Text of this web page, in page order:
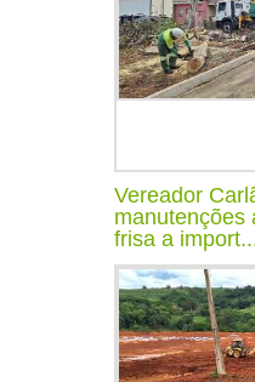
Vereador
manutenções
frisa a